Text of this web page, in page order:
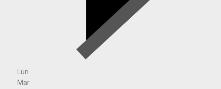
Lun
Mar